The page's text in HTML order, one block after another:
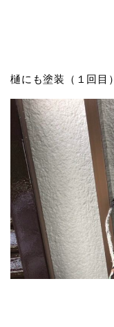
樋にも塗装（１回目）